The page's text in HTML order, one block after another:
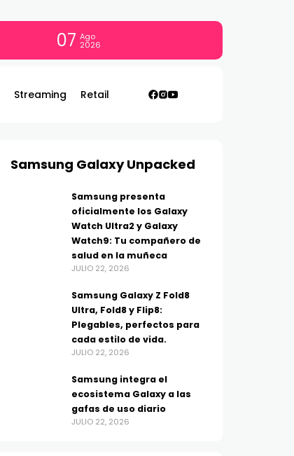
07 Ago
2026
Streaming Retail
Samsung Galaxy Unpacked
Samsung presenta
oficialmente los Galaxy
Watch Ultra2 y Galaxy
Watch9: Tu compañero de
salud en la muñeca
JULIO 22, 2026
Samsung Galaxy Z Fold8
Ultra, Fold8 y Flip8:
Plegables, perfectos para
cada estilo de vida.
JULIO 22, 2026
Samsung integra el
ecosistema Galaxy a las
gafas de uso diario
JULIO 22, 2026